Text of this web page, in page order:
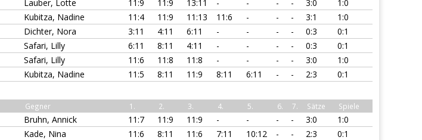
Lauber, Lotte 11:9 11:9 13:11 - - - - 3:0
1:0
Kubitza, Nadine 11:4 11:9 11:13 11:6 - - - 3:1
1:0
Dichter, Nora 3:11 4:11 6:11 - - - - 0:3
0:1
Safari, Lilly 6:11 8:11 4:11 - - - - 0:3
0:1
Safari, Lilly 11:6 11:8 11:8 - - - - 3:0
1:0
Kubitza, Nadine 11:5 8:11 11:9 8:11 6:11 - - 2:3
0:1
Gegner 1. 2. 3. 4. 5. 6. 7. Sätze Spiele
Bruhn, Annick 11:7 11:9 11:9 - - - - 3:0
1:0
Kade, Nina 11:6 8:11 11:6 7:11 10:12 - - 2:3
0:1